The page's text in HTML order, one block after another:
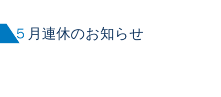
５月連休のお知らせ